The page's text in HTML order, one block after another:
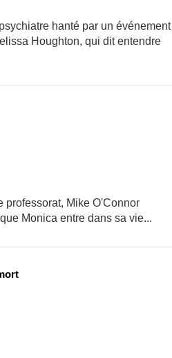
hanté par un événement
Houghton, qui dit entendre
professorat, Mike O'Connor
Monica entre dans sa vie...